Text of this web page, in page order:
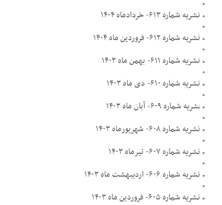
نشریه شماره ۶۱۳- خردادماه ۱۴۰۴
نشریه شماره ۶۱۲- فروردین ماه ۱۴۰۴
نشریه شماره ۶۱۱- بهمن ماه ۱۴۰۳
نشریه شماره ۶۱۰- دی ماه ۱۴۰۳
نشریه شماره ۶۰۹- آبان ماه ۱۴۰۳
نشریه شماره ۶۰۸- شهریورماه ۱۴۰۳
نشریه شماره ۶۰۷- تیرماه ۱۴۰۳
نشریه شماره ۶۰۶- اردیبهشت ماه ۱۴۰۳
نشریه شماره ۶۰۵- فروردین ماه ۱۴۰۳